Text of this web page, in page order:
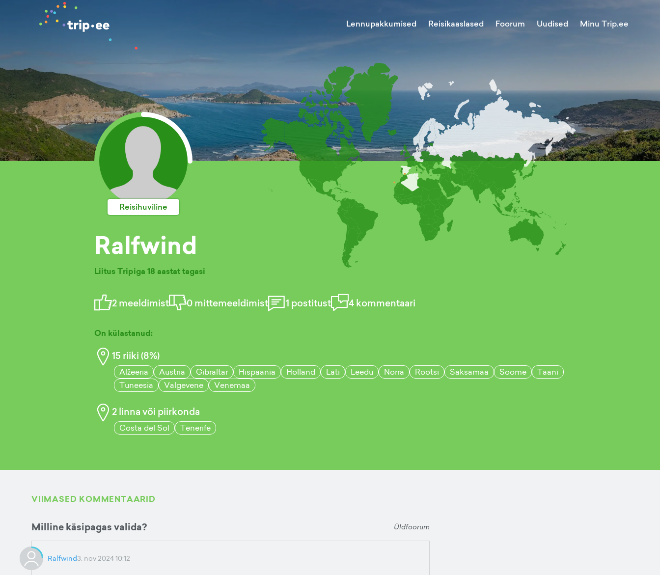
Lennupakkumised Reisikaaslased Foorum Uudised Minu Trip.ee
Reisihuviline
Ralfwind
Liitus Tripiga 18 aastat tagasi
2meeldimist 0mittemeeldimist 1 postitust 4kommentaari
On külastanud:
15 riiki (8%)
Alžeeria Austria Gibraltar Hispaania Holland Läti Leedu Norra Rootsi Saksamaa Soome
Taani
Tuneesia
Valgevene Venemaa
2linna või piirkonda
Costa del Sol Tenerife
VIIMASED KOMMENTAARID
Milline käsipagas valida? Üldfoorum
Ralfwind3. nov 2024 10:12